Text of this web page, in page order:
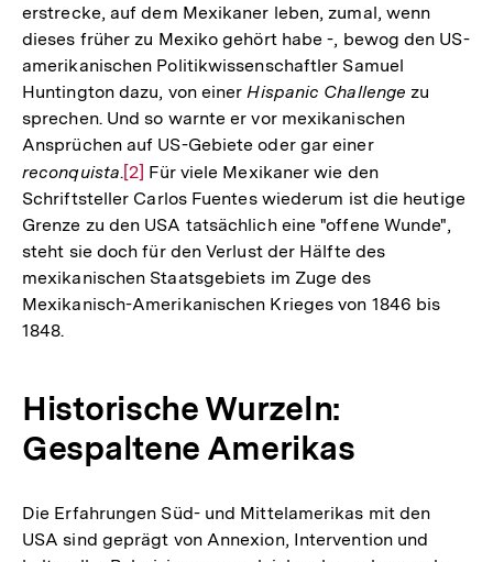
der
Fußnote
erstrecke, auf dem Mexikaner leben, zumal, wenn
dieses früher zu Mexiko gehört habe -, bewog den US-
amerikanischen Politikwissenschaftler Samuel
Huntington dazu, von einer Hispanic Challenge zu
sprechen. Und so warnte er vor mexikanischen
Ansprüchen auf US-Gebiete oder gar einer
reconquista.Zur
Auflösung
der
Fußnote
[2] Für viele Mexikaner wie den
Schriftsteller Carlos Fuentes wiederum ist die heutige
Grenze zu den USA tatsächlich eine "offene Wunde",
steht sie doch für den Verlust der Hälfte des
mexikanischen Staatsgebiets im Zuge des
Mexikanisch-Amerikanischen Krieges von 1846 bis
1848.
Historische Wurzeln:
Gespaltene Amerikas
Die Erfahrungen Süd- und Mittelamerikas mit den
USA sind geprägt von Annexion, Intervention und